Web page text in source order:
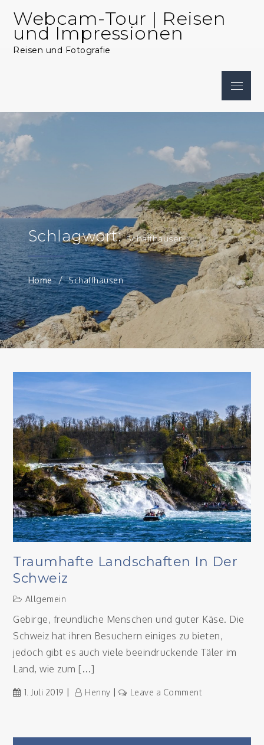
content
Webcam-Tour | Reisen
und Impressionen
Reisen und Fotografie
Menu
Schlagwort:Schaffhausen
Home Schaffhausen
Traumhafte Landschaften In Der
Schweiz
Allgemein
Gebirge, freundliche Menschen und guter Käse. Die
Schweiz hat ihren Besuchern einiges zu bieten,
jedoch gibt es auch viele beeindruckende Täler im
Land, wie zum […]
1. Juli 2019 Henny Leave a Commenton